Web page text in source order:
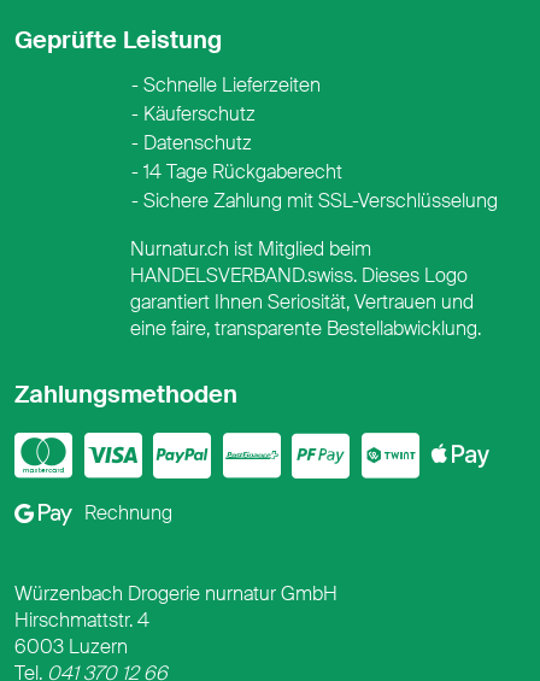
Geprüfte Leistung
Schnelle Lieferzeiten
Käuferschutz
Datenschutz
14 Tage Rückgaberecht
Sichere Zahlung mit SSL-Verschlüsselung
Zahlungsmethoden
Mastercard
VisaPayPal
PostFinance
Twint
Google Pay
Rechnung
Nurnatur.ch ist Mitglied beim
HANDELSVERBAND.swiss. Dieses Logo
garantiert Ihnen Seriosität, Vertrauen und
eine faire, transparente Bestellabwicklung.
Würzenbach Drogerie nurnatur GmbH
Hirschmattstr. 4
6003 Luzern
Tel. 041 370 12 66